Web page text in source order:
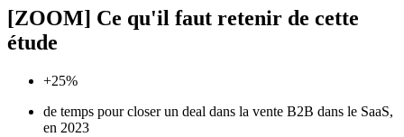
[ZOOM] Ce qu'il faut retenir de cette
étude
+25%
de temps pour closer un deal dans la vente B2B dans le SaaS,
en 2023